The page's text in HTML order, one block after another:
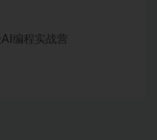
编程实战营